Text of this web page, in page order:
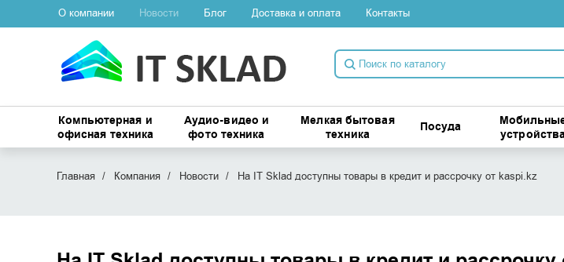
О компании Новости Блог Доставка и оплата Контакты
Компьютерная и
офисная техника
Аудио-видео и
фото техника
Мелкая бытовая
техника
Посуда
Главная Компания Новости На IT Sklad доступны товары в кредит и рассрочку от kaspi.kz